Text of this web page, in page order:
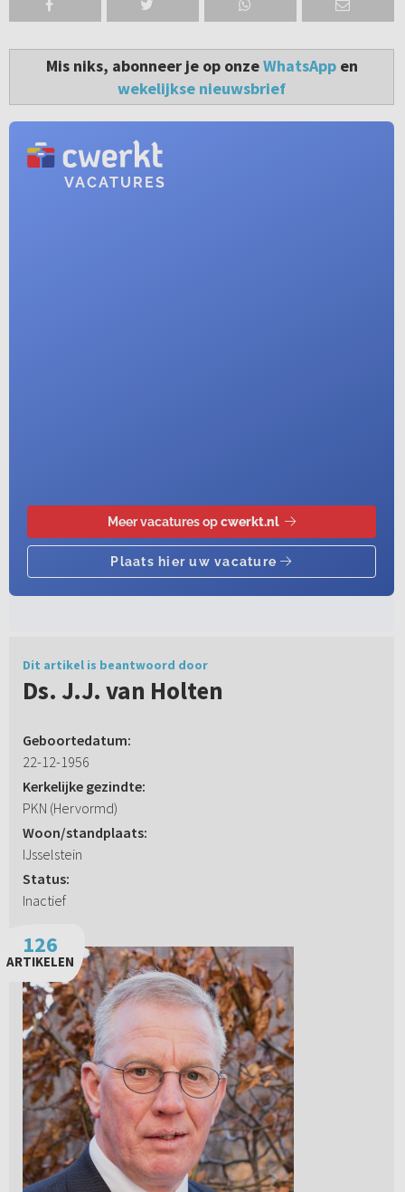
Mis niks, abonneer je op onzeWhatsAppen
wekelijkse nieuwsbrief
Dit artikel is beantwoord door
Ds. J.J. van Holten
Geboortedatum:
22-12-1956
Kerkelijke gezindte:
PKN (Hervormd)
Woon/standplaats:
IJsselstein
Status:
Inactief
126
ARTIKELEN